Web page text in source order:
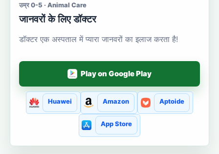
उम्र 0-5 · Animal Care
जानवरों के लिए डॉक्टर
डॉक्टर एक अस्पताल में प्यारा जानवरों का इलाज करता है!
Play on Google Play
Huawei Amazon Aptoide
App Store